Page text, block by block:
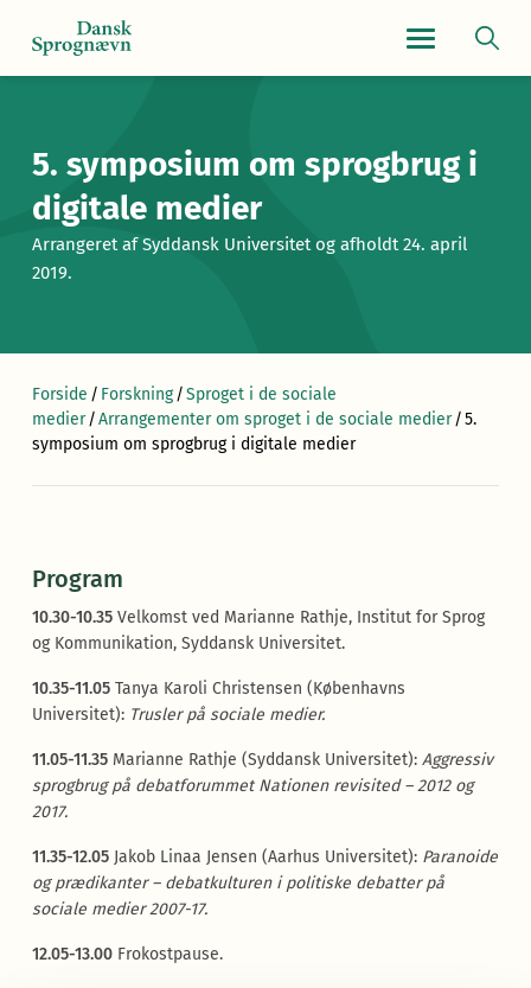
5. symposium om sprogbrug i
digitale medier
Arrangeret af Syddansk Universitet og afholdt 24. april
2019.
Forside / Forskning/Sproget i de sociale
medier/Arrangementer om sproget i de sociale medier/5.
symposium om sprogbrug i digitale medier
Program
10.30-10.35Velkomst ved Marianne Rathje, Institut for Sprog
og Kommunikation, Syddansk Universitet.
10.35-11.05Tanya Karoli Christensen (Københavns
Universitet): Trusler på sociale medier.
11.05-11.35Marianne Rathje (Syddansk Universitet): Aggressiv
sprogbrug på debatforummet Nationen revisited – 2012 og
2017.
11.35-12.05Jakob Linaa Jensen (Aarhus Universitet): Paranoide
og prædikanter – debatkulturen i politiske debatter på
sociale medier 2007-17.
12.05-13.00Frokostpause.